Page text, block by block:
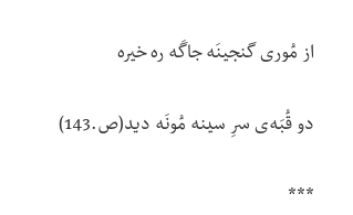
از مُوری گنجینَه جاگَه ره خیره
دو قُبَه‌ی سرِ سینه مُونَه دید(ص.143)
***